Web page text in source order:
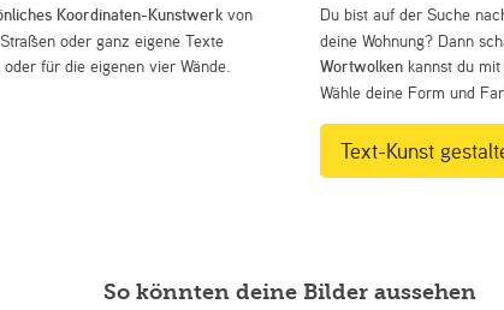
Koordinaten-Kunstwerk von
oder ganz eigene Texte
für die eigenen vier Wände.
Du bist auf der Suche
deine Wohnung? Dann
Wortwolken kannst du
Wähle deine Form und
Text-Kunst
So könnten deine Bilder aussehen